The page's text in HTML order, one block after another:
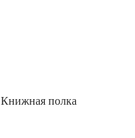
Книжная полка